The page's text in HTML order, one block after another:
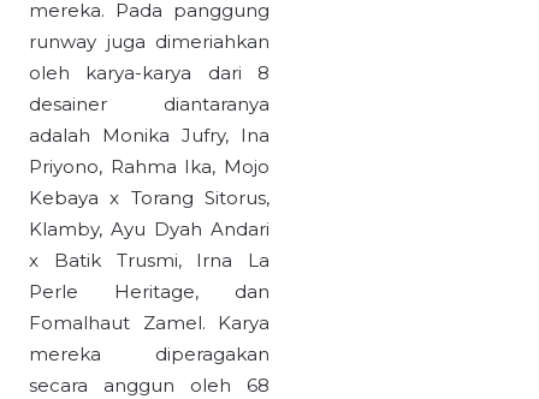
mereka. Pada panggung
runway juga dimeriahkan
oleh karya-karya dari 8
desainer diantaranya
adalah Monika Jufry, Ina
Priyono, Rahma Ika, Mojo
Kebaya x Torang Sitorus,
Klamby, Ayu Dyah Andari
x Batik Trusmi, Irna La
Perle Heritage, dan
Fomalhaut Zamel. Karya
mereka diperagakan
secara anggun oleh 68